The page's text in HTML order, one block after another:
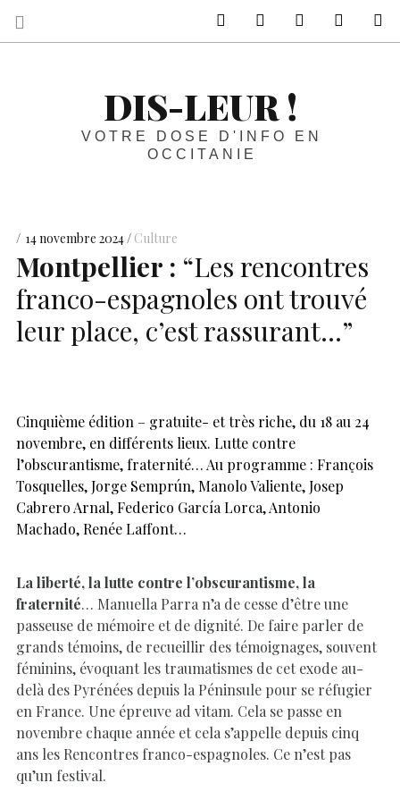
DIS-LEUR !
VOTRE DOSE D'INFO EN
OCCITANIE
14 novembre 2024 Culture
Montpellier : “Les rencontres
franco-espagnoles ont trouvé
leur place, c’est rassurant…”
Cinquième édition – gratuite- et très riche, du 18 au 24
novembre, en différents lieux. Lutte contre
l’obscurantisme, fraternité… Au programme : François
Tosquelles, Jorge Semprún, Manolo Valiente, Josep
Cabrero Arnal, Federico García Lorca, Antonio
Machado, Renée Laffont…
La liberté, la lutte contre l’obscurantisme, la
fraternité… Manuella Parra n’a de cesse d’être une
passeuse de mémoire et de dignité. De faire parler de
grands témoins, de recueillir des témoignages, souvent
féminins, évoquant les traumatismes de cet exode au-
delà des Pyrénées depuis la Péninsule pour se réfugier
en France. Une épreuve ad vitam. Cela se passe en
novembre chaque année et cela s’appelle depuis cinq
ans les Rencontres franco-espagnoles. Ce n’est pas
qu’un festival.